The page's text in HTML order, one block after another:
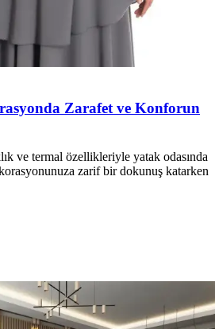
Zarafet ve Konforun
ve termal özellikleriyle yatak odasında
zarif bir dokunuş katarken